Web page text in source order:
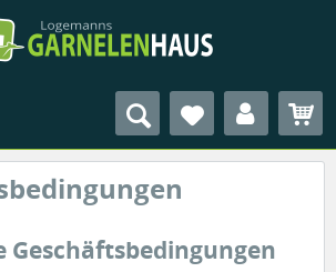
Geschäftsbedingungen